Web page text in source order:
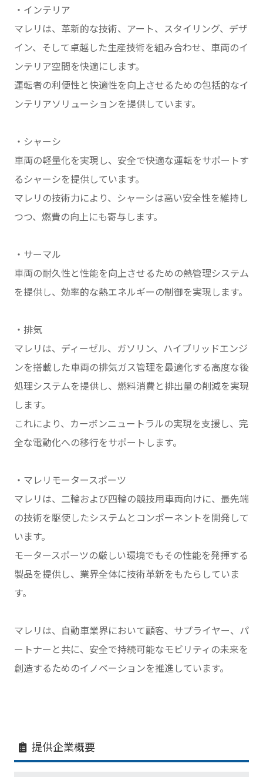
・インテリア
マレリは、革新的な技術、アート、スタイリング、デザ
イン、そして卓越した生産技術を組み合わせ、車両のイ
ンテリア空間を快適にします。
運転者の利便性と快適性を向上させるための包括的なイ
ンテリアソリューションを提供しています。
・シャーシ
車両の軽量化を実現し、安全で快適な運転をサポートす
るシャーシを提供しています。
マレリの技術力により、シャーシは高い安全性を維持し
つつ、燃費の向上にも寄与します。
・サーマル
車両の耐久性と性能を向上させるための熱管理システム
を提供し、効率的な熱エネルギーの制御を実現します。
・排気
マレリは、ディーゼル、ガソリン、ハイブリッドエンジ
ンを搭載した車両の排気ガス管理を最適化する高度な後
処理システムを提供し、燃料消費と排出量の削減を実現
します。
これにより、カーボンニュートラルの実現を支援し、完
全な電動化への移行をサポートします。
・マレリモータースポーツ
マレリは、二輪および四輪の競技用車両向けに、最先端
の技術を駆使したシステムとコンポーネントを開発して
います。
モータースポーツの厳しい環境でもその性能を発揮する
製品を提供し、業界全体に技術革新をもたらしていま
す。
マレリは、自動車業界において顧客、サプライヤー、パ
ートナーと共に、安全で持続可能なモビリティの未来を
創造するためのイノベーションを推進しています。
提供企業概要